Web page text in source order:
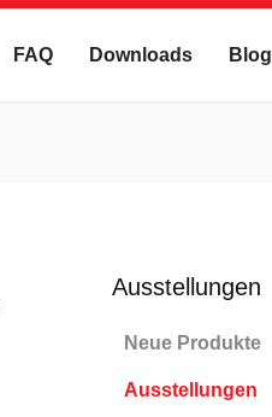
FAQ Downloads Blog
Ausstellungen
Neue Produkte
Ausstellungen